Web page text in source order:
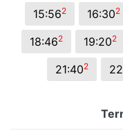
15:562 16:302
18:462 19:202
21:402